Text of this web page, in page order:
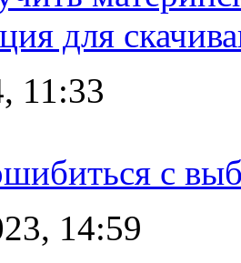
для
11:33
с
14:59